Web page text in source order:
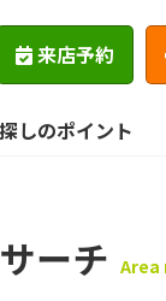
来店予約
しのポイント
ーチ